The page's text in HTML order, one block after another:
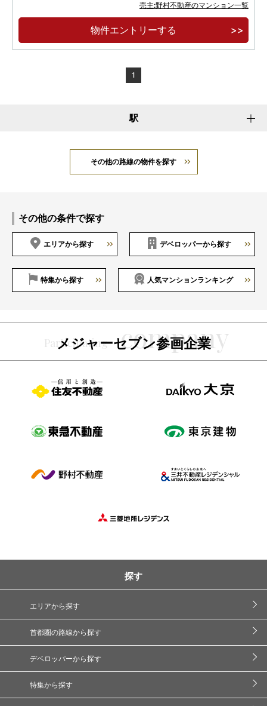
最上階プレミアムフロア4邸「内廊下」「床快
full」採用。
売主:野村不動産のマンション一覧
物件エントリーする
1
駅
その他の路線の物件を探す
その他の条件で探す
エリアから探す デベロッパーから探す
特集から探す 人気マンションランキング
メジャーセブン参画企業
探す
エリアから探す
首都圏の路線から探す
デベロッパーから探す
特集から探す